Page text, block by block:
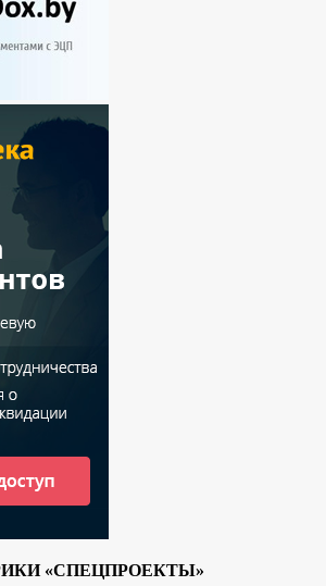
«СПЕЦПРОЕКТЫ»